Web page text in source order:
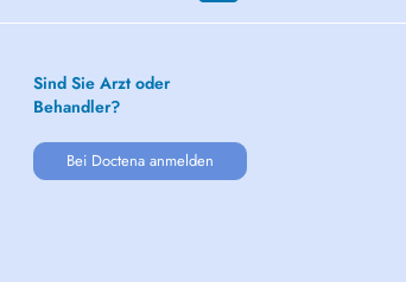
Sind Sie Arzt oder
Behandler?
Bei Doctena anmelden